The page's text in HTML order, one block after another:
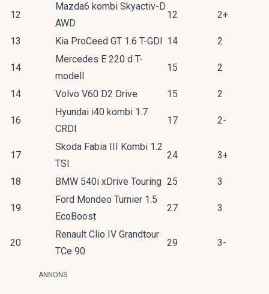
12
Mazda6 kombi Skyactiv-D
AWD
12 2+
13 Kia ProCeed GT 1.6 T-GDI 14 2
14
Mercedes E 220 d T-
modell
15 2
14 Volvo V60 D2 Drive 15 2
16
Hyundai i40 kombi 1.7
CRDI
17 2-
17
Skoda Fabia III Kombi 1.2
TSI
24 3+
18 BMW 540i xDrive Touring 25 3
19
Ford Mondeo Turnier 1.5
EcoBoost
27 3
20
Renault Clio IV Grandtour
TCe 90
29 3-
ANNONS